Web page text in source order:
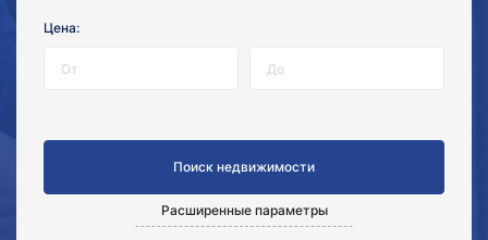
Цена:
Расширенные параметры